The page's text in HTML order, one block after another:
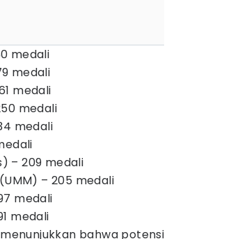
medali
medali
medali
medali
medali
– 209 medali
– 205 medali
medali
medali
bahwa potensi